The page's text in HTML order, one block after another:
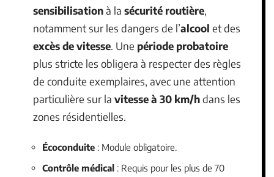
sensibilisationà la sécurité routière,
notamment sur les dangers de l’alcool et des
excès de vitesse. Une période probatoire
plus stricte les obligera à respecter des règles
de conduite exemplaires, avec une attention
particulière sur la vitesse à 30 km/hdans les
zones résidentielles.
Écoconduite : Module obligatoire.
Contrôle médical : Requis pour les plus de 70